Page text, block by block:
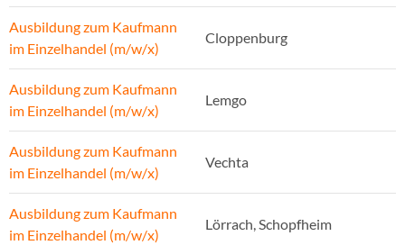
Ausbildung zum Kaufmann
im Einzelhandel (m/w/x)
Cloppenburg
Ausbildung zum Kaufmann
im Einzelhandel (m/w/x)
Lemgo
Ausbildung zum Kaufmann
im Einzelhandel (m/w/x)
Vechta
Ausbildung zum Kaufmann
im Einzelhandel (m/w/x)
Lörrach, Schopfheim